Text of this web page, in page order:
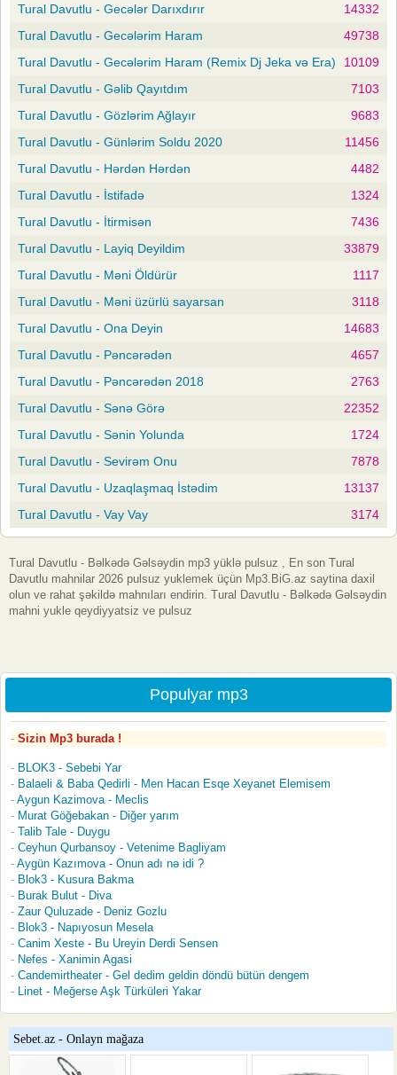
Tural Davutlu - Gecələr Darıxdırır
14332
Tural Davutlu - Gecələrim Haram
49738
Tural Davutlu - Gecələrim Haram (Remix Dj Jeka və Era)
10109
Tural Davutlu - Gəlib Qayıtdım
7103
Tural Davutlu - Gözlərim Ağlayır
9683
Tural Davutlu - Günlərim Soldu 2020
11456
Tural Davutlu - Hərdən Hərdən
4482
Tural Davutlu - İstifadə
1324
Tural Davutlu - İtirmisən
7436
Tural Davutlu - Layiq Deyildim
33879
Tural Davutlu - Məni Öldürür
1117
Tural Davutlu - Məni üzürlü sayarsan
3118
Tural Davutlu - Ona Deyin
14683
Tural Davutlu - Pəncərədən
4657
Tural Davutlu - Pəncərədən 2018
2763
Tural Davutlu - Sənə Görə
22352
Tural Davutlu - Sənin Yolunda
1724
Tural Davutlu - Sevirəm Onu
7878
Tural Davutlu - Uzaqlaşmaq İstədim
13137
Tural Davutlu - Vay Vay
3174
Tural Davutlu - Bəlkədə Gəlsəydin mp3 yüklə pulsuz , En son Tural
Davutlu mahnilar 2026 pulsuz yuklemek üçün Mp3.BiG.az saytina daxil
olun ve rahat şəkildə mahnıları endirin. Tural Davutlu - Bəlkədə Gəlsəydin
mahni yukle qeydiyyatsiz ve pulsuz
Populyar mp3
Sizin Mp3 burada !
BLOK3 - Sebebi Yar
Balaeli & Baba Qedirli - Men Hacan Esqe Xeyanet Elemisem
Aygun Kazimova - Meclis
Murat Göğebakan - Diğer yarım
Talib Tale - Duygu
Ceyhun Qurbansoy - Vetenime Bagliyam
Aygün Kazımova - Onun adı nə idi ?
Blok3 - Kusura Bakma
Burak Bulut - Diva
Zaur Quluzade - Deniz Gozlu
Blok3 - Napıyosun Mesela
Canim Xeste - Bu Ureyin Derdi Sensen
Nefes - Xanimin Agasi
Candemirtheater - Gel dedim geldin döndü bütün dengem
Linet - Meğerse Aşk Türküleri Yakar